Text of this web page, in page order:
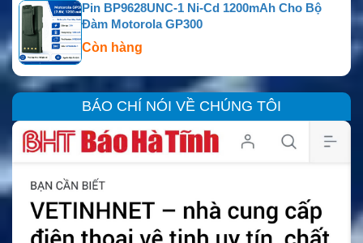
Pin BP9628UNC-1 Ni-Cd 1200mAh Cho Bộ
Đàm Motorola GP300
Còn hàng
BÁO CHÍ NÓI VỀ CHÚNG TÔI